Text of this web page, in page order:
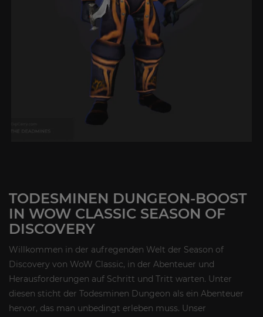
TODESMINEN DUNGEON-BOOST
IN WOW CLASSIC SEASON OF
DISCOVERY
Willkommen in der aufregenden Welt der Season of
Discovery von WoW Classic, in der Abenteuer und
Herausforderungen auf Schritt und Tritt warten. Unter
diesen sticht der Todesminen Dungeon als ein Abenteuer
hervor, das man unbedingt erleben muss. Unser